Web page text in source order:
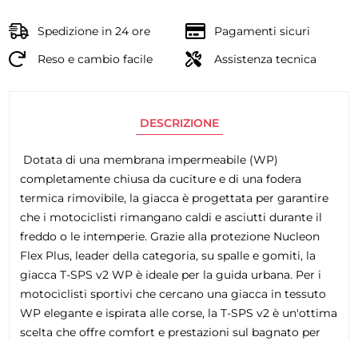
Spedizione in 24 ore
Pagamenti sicuri
Reso e cambio facile
Assistenza tecnica
DESCRIZIONE
Dotata di una membrana impermeabile (WP)
completamente chiusa da cuciture e di una fodera
termica rimovibile, la giacca è progettata per garantire
che i motociclisti rimangano caldi e asciutti durante il
freddo o le intemperie. Grazie alla protezione Nucleon
Flex Plus, leader della categoria, su spalle e gomiti, la
giacca T-SPS v2 WP è ideale per la guida urbana. Per i
motociclisti sportivi che cercano una giacca in tessuto
WP elegante e ispirata alle corse, la T-SPS v2 è un'ottima
scelta che offre comfort e prestazioni sul bagnato per